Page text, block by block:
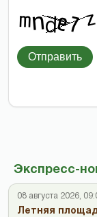
Экспресс-
08 августа 2026,
Летняя
Отправить